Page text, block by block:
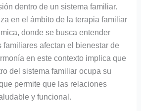
dentro de un sistema familiar.
en el ámbito de la terapia familiar
donde se busca entender
familiares afectan el bienestar de
en este contexto implica que
del sistema familiar ocupa su
permite que las relaciones
y funcional.